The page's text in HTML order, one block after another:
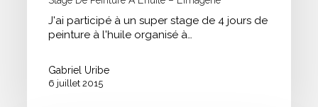
J'ai participé à un super stage de 4 jours de
peinture à l'huile organisé à…
Gabriel Uribe
6 juillet 2015